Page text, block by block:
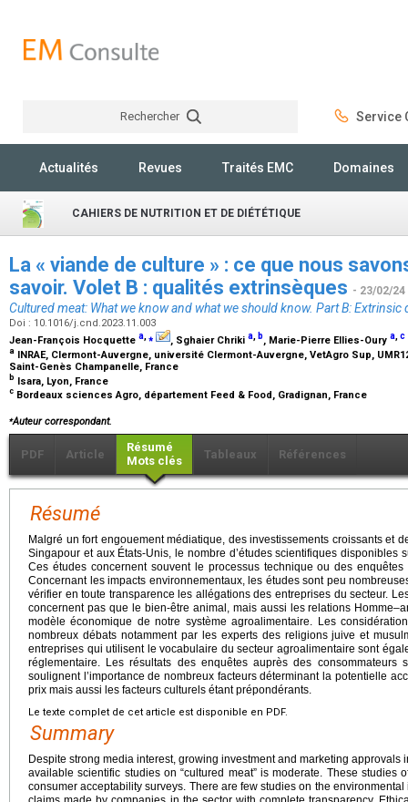
Rechercher Service
Actualités Revues Traités EMC Domaines
CAHIERS DE NUTRITION ET DE DIÉTÉTIQUE
La « viande de culture » : ce que nous
savoir. Volet B : qualités extrinsèques - 23/02/24
Cultured meat: What we know and what we should know. Part B: Extrinsic
Doi : 10.1016/j.cnd.2023.11.003
Jean-François Hocquette a,⁎ , Sghaier Chriki a, b, Marie-Pierre Ellies-Oury a,c
a INRAE, Clermont-Auvergne, université Clermont-Auvergne, VetAgro Sup,
Saint-Genès Champanelle, France
b Isara, Lyon, France
c Bordeaux sciences Agro, département Feed & Food, Gradignan, France
⁎Auteur correspondant.
PDF Article
Résumé
Mots clés
Tableaux Références
Résumé
Malgré un fort engouement médiatique, des investissements croissants et
Singapour et aux États-Unis, le nombre d’études scientifiques disponibles
Ces études concernent souvent le processus technique ou des enquêtes
Concernant les impacts environnementaux, les études sont peu
vérifier en toute transparence les allégations des entreprises du secteur.
concernent pas que le bien-être animal, mais aussi les relations
modèle économique de notre système agroalimentaire. Les
nombreux débats notamment par les experts des religions juive et
entreprises qui utilisent le vocabulaire du secteur agroalimentaire sont
réglementaire. Les résultats des enquêtes auprès des consommateurs
soulignent l’importance de nombreux facteurs déterminant la potentielle
prix mais aussi les facteurs culturels étant prépondérants.
Le texte complet de cet article est disponible en PDF.
Summary
Despite strong media interest, growing investment and marketing approvals
available scientific studies on “cultured meat” is moderate. These studies
consumer acceptability surveys. There are few studies on the